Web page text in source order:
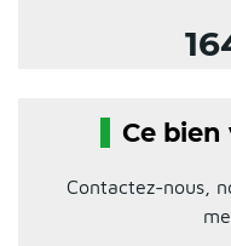
Ce bien
Contactez-nous,